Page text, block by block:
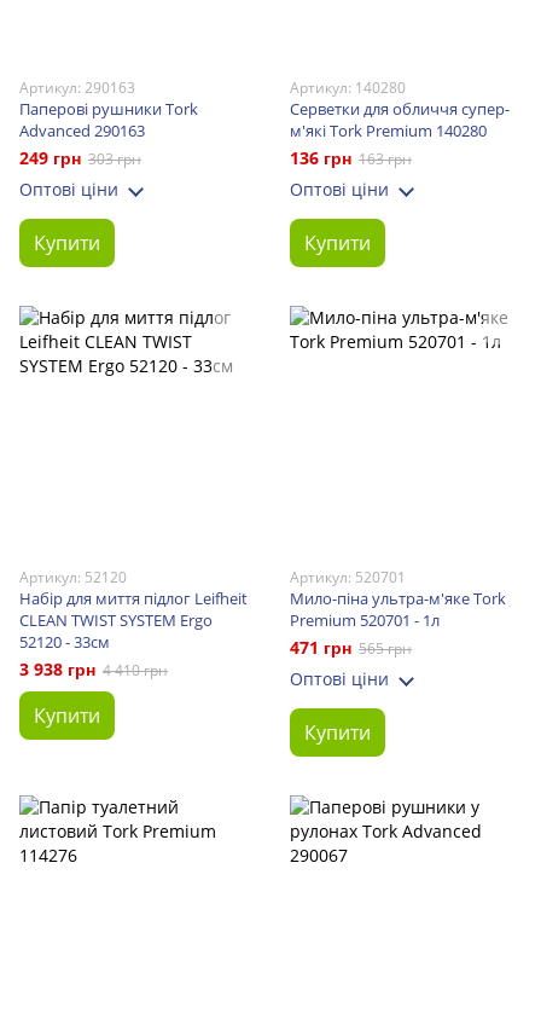
Артикул: 290163
Паперові рушники Tork
Advanced 290163
249 грн 303 грн
Оптові ціни
Купити
Артикул: 140280
Серветки для обличчя супер-
м'які Tork Premium 140280
136 грн 163 грн
Оптові ціни
Купити
Артикул: 52120
Набір для миття підлог Leifheit
CLEAN TWIST SYSTEM Ergo
52120 - 33см
3 938 грн 4 410 грн
Купити
Артикул: 520701
Мило-піна ультра-м'яке Tork
Premium 520701 - 1л
471 грн 565 грн
Оптові ціни
Купити